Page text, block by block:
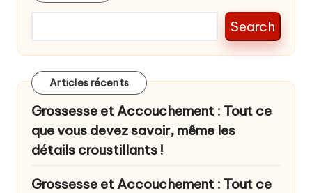
Search
Articles récents
Grossesse et Accouchement : Tout ce
que vous devez savoir, même les
détails croustillants !
Grossesse et Accouchement : Tout ce